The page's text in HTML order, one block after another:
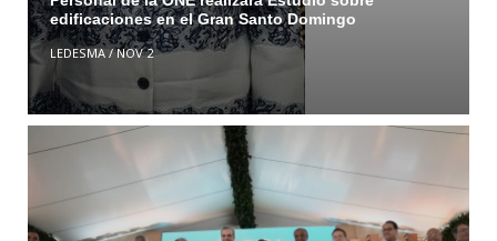
edificaciones en el Gran Santo Domingo
LEDESMA/NOV 2